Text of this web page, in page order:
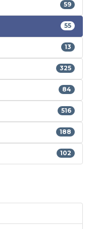
59
55
13
325
84
516
188
102